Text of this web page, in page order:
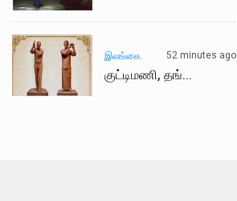
இலங்கை 52 minutes ago
குட்டிமணி, தங்...